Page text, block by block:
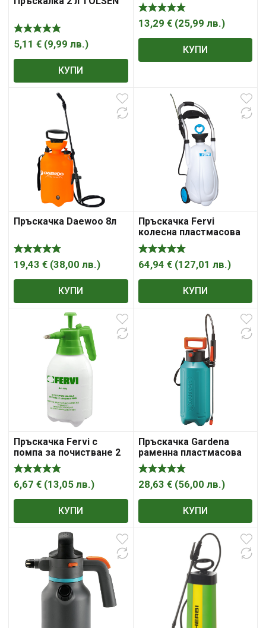
5,11 € (9,99 лв.)
КУПИ
13,29 € (25,99 лв.)
КУПИ
Пръскачка Daewoo 8л
19,43 € (38,00 лв.)
КУПИ
Пръскачка Fervi
колесна пластмасова
за растителна защита
16 л, 3 bar, 0356
64,94 € (127,01 лв.)
КУПИ
Пръскачка Fervi с
помпа за почистване 2
л, FPM, 3 bar, 0274
6,67 € (13,05 лв.)
КУПИ
Пръскачка Gardena
раменна пластмасова
за растителна защита 5
л, 3 bar
28,63 € (56,00 лв.)
КУПИ